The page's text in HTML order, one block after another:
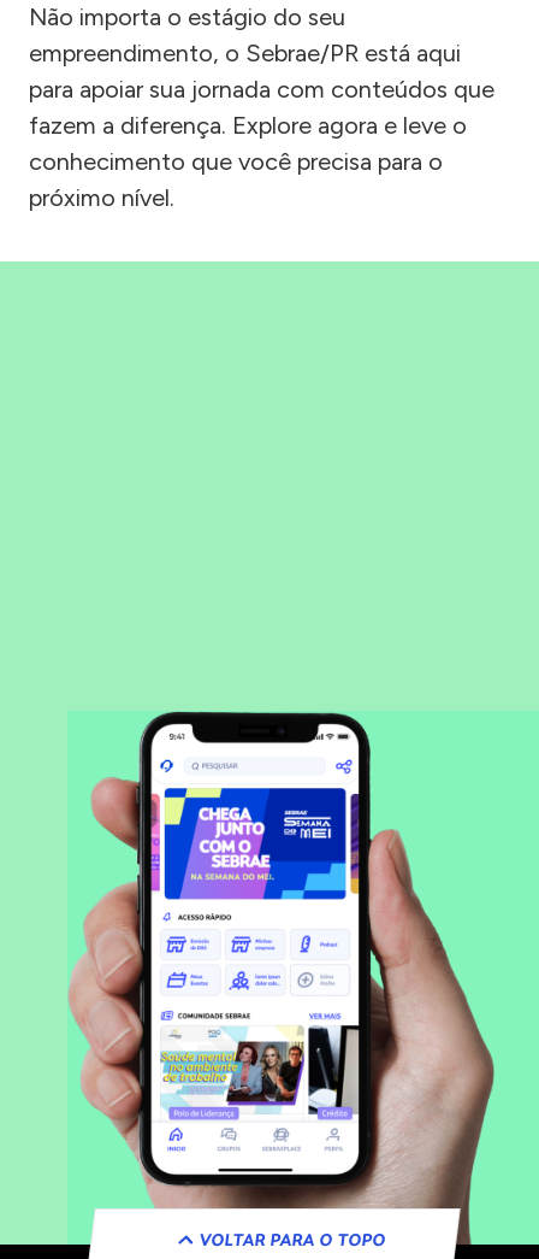
Não importa o estágio do seu
empreendimento, o Sebrae/PR está aqui
para apoiar sua jornada com conteúdos que
fazem a diferença. Explore agora e leve o
conhecimento que você precisa para o
próximo nível.
VOLTAR PARA O TOPO